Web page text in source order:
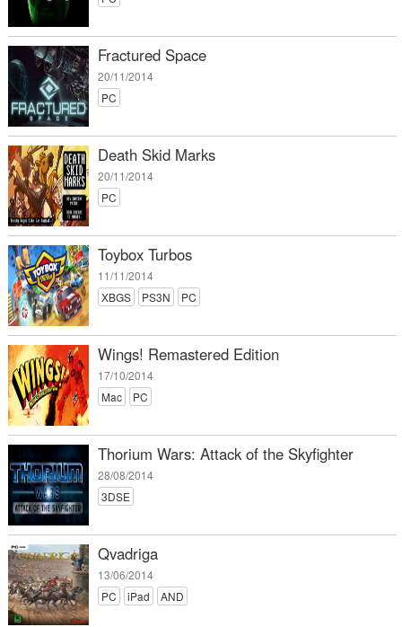
Fractured Space
20/11/2014
PC
Death Skid Marks
20/11/2014
PC
Toybox Turbos
11/11/2014
XBGS
PS3N PC
Wings! Remastered Edition
17/10/2014
Mac
PC
Thorium Wars: Attack of the Skyfighter
28/08/2014
3DSE
Qvadriga
13/06/2014
PC
iPad AND